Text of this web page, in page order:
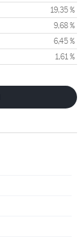
19,35 %
9,68 %
6,45 %
1,61 %